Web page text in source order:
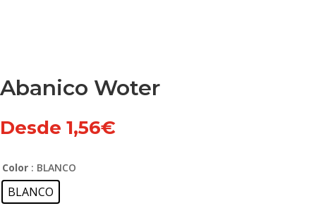
Abanico Woter
Desde 1,56€
Color : BLANCO
BLANCO